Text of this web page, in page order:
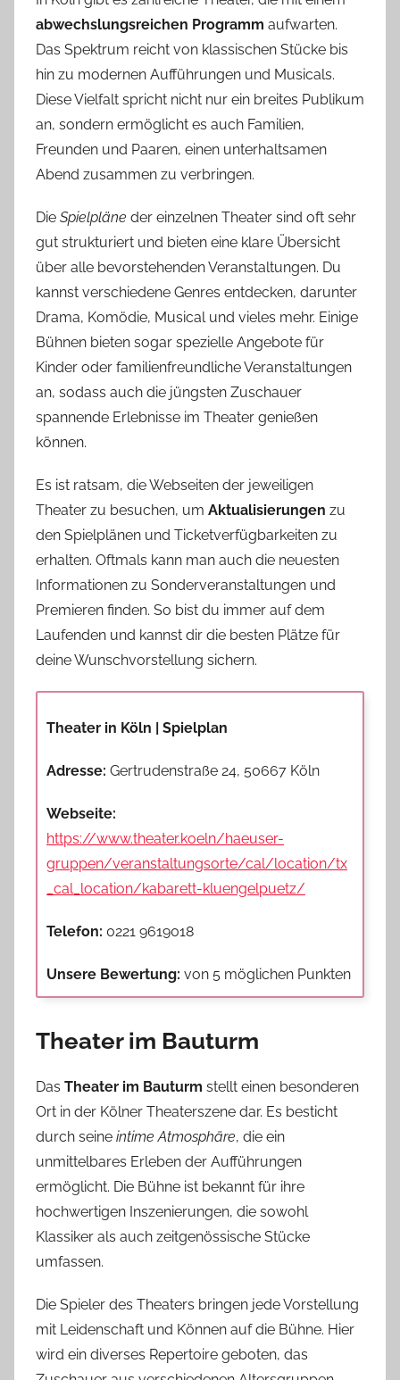
abwechslungsreichen Programm aufwarten.
Das Spektrum reicht von klassischen Stücke bis
hin zu modernen Aufführungen und Musicals.
Diese Vielfalt spricht nicht nur ein breites Publikum
an, sondern ermöglicht es auch Familien,
Freunden und Paaren, einen unterhaltsamen
Abend zusammen zu verbringen.
Die Spielpläne der einzelnen Theater sind oft sehr
gut strukturiert und bieten eine klare Übersicht
über alle bevorstehenden Veranstaltungen. Du
kannst verschiedene Genres entdecken, darunter
Drama, Komödie, Musical und vieles mehr. Einige
Bühnen bieten sogar spezielle Angebote für
Kinder oder familienfreundliche Veranstaltungen
an, sodass auch die jüngsten Zuschauer
spannende Erlebnisse im Theater genießen
können.
Es ist ratsam, die Webseiten der jeweiligen
Theater zu besuchen, um Aktualisierungen zu
den Spielplänen und Ticketverfügbarkeiten zu
erhalten. Oftmals kann man auch die neuesten
Informationen zu Sonderveranstaltungen und
Premieren finden. So bist du immer auf dem
Laufenden und kannst dir die besten Plätze für
deine Wunschvorstellung sichern.
Theater in Köln | Spielplan
Adresse: Gertrudenstraße 24, 50667 Köln
Webseite:
https://www.theater.koeln/haeuser-
gruppen/veranstaltungsorte/cal/location/tx
_cal_location/kabarett-kluengelpuetz/
Telefon: 0221 9619018
Unsere Bewertung: von 5 möglichen Punkten
Theater im Bauturm
Das Theater im Bauturm stellt einen besonderen
Ort in der Kölner Theaterszene dar. Es besticht
durch seine intime Atmosphäre, die ein
unmittelbares Erleben der Aufführungen
ermöglicht. Die Bühne ist bekannt für ihre
hochwertigen Inszenierungen, die sowohl
Klassiker als auch zeitgenössische Stücke
umfassen.
Die Spieler des Theaters bringen jede Vorstellung
mit Leidenschaft und Können auf die Bühne. Hier
wird ein diverses Repertoire geboten, das